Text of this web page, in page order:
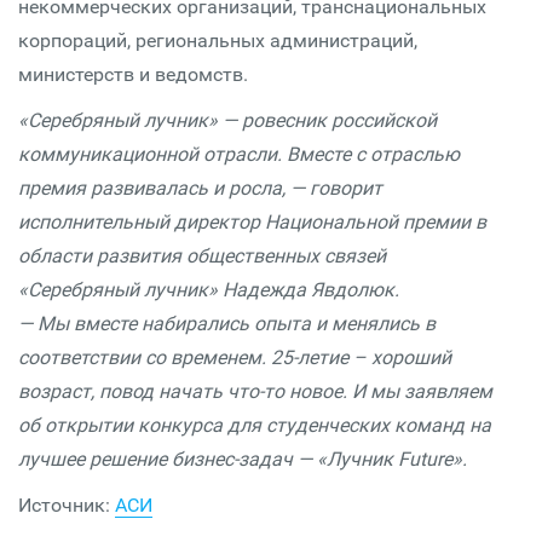
некоммерческих организаций, транснациональных
корпораций, региональных администраций,
министерств и ведомств.
«Серебряный лучник» — ровесник российской
коммуникационной отрасли. Вместе с отраслью
премия развивалась и росла, — говорит
исполнительный директор Национальной премии в
области развития общественных связей
«Серебряный лучник» Надежда Явдолюк.
— Мы вместе набирались опыта и менялись в
соответствии со временем. 25-летие – хороший
возраст, повод начать что-то новое. И мы заявляем
об открытии конкурса для студенческих команд на
лучшее решение бизнес-задач — «Лучник Future».
Источник: АСИ